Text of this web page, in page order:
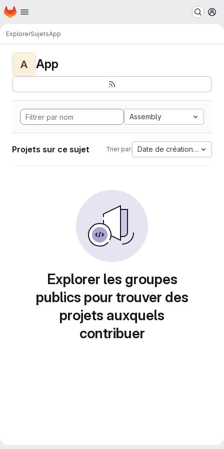
Passer au contenu principal
Page d'accueil
ExplorerSujetsApp
A App
Assembly
Projets sur ce sujet Trier par: Date de création la plus
Explorer les groupes
publics pour trouver des
projets auxquels
contribuer